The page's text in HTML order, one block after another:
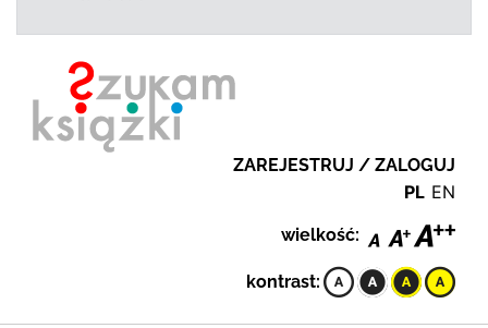
ZAREJESTRUJ / ZALOGUJ
PL EN
wielkość:
kontrast: